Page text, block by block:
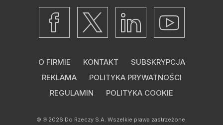
O FIRMIE KONTAKT
SUBSKRYPCJA
REKLAMA
POLITYKA PRYWATNOŚCI
REGULAMIN
POLITYKA COOKIE
© ℗ 2026 Do Rzeczy S.A. Wszelkie prawa zastrzeżone.